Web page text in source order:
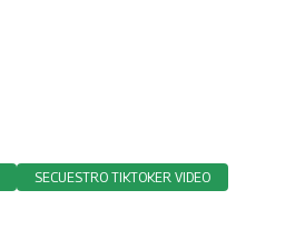
SECUESTRO TIKTOKER VIDEO